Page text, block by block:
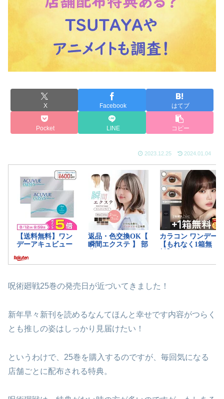
X Facebook はてブ
Pocket LINE コピー
2023.12.25 2024.01.04
呪術廻戦25巻の発売日が近づいてきました！
新年早々新刊を読めるなんてほんと幸せです内容がつらく
とも推しの姿はしっかり見届けたい！
というわけで、25巻を購入するのですが、毎回気になる
店舗ごとに配布される特典。